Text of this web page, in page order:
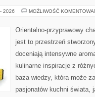
2026 MOŻLIWOŚĆ
Orientalno-przyprawowy
jest to przestrzeń
doceniają intensywne
kulinarne inspiracje z
baza wiedzy, która może
pasjonatów kuchni świata,